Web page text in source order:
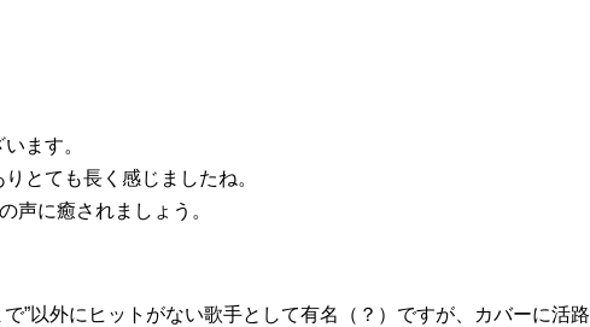
ます。
とても長く感じましたね。
声に癒されましょう。
で”以外にヒットがない歌手として有名（？）ですが、カバーに活路